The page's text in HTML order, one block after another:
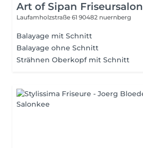
Art of Sipan Friseursalon
Laufamholzstraße 61 90482 nuernberg
Balayage mit Schnitt
Balayage ohne Schnitt
Strähnen Oberkopf mit Schnitt